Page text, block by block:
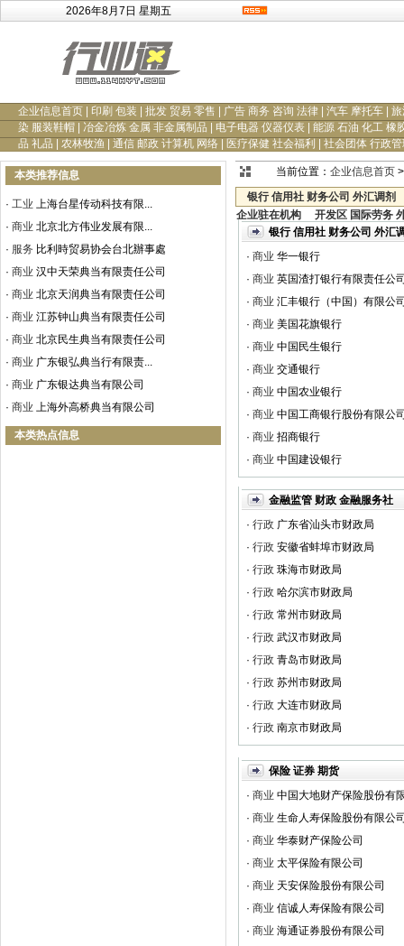
2026年8月7日 星期五
企业信息首页 印刷 包装 批发 贸易 零售 广告 商务 咨询 法律 汽车 摩托车
旅
染 服装鞋帽
冶金冶炼 金属 非金属制品 电子电器 仪器仪表
能源 石油 化工 橡
品 礼品
农林牧渔 通信 邮政 计算机 网络 医疗保健 社会福利 社会团体 行政
本类推荐信息
· 工业 上海台星传动科技有限...
· 商业 北京北方伟业发展有限...
· 服务 比利時贸易协会台北辦事處
· 商业 汉中天荣典当有限责任公司
· 商业 北京天润典当有限责任公司
· 商业 江苏钟山典当有限责任公司
· 商业 北京民生典当有限责任公司
· 商业 广东银弘典当行有限责...
· 商业 广东银达典当有限公司
· 商业 上海外高桥典当有限公司
本类热点信息
当前位置： 企业信息首页
银行 信用社 财务公司 外汇调剂
企业驻在机构
开发区 国际劳务
银行 信用社 财务公司 外汇
· 商业 华一银行
· 商业 英国渣打银行有限责任公
· 商业 汇丰银行（中国）有限公
· 商业 美国花旗银行
· 商业 中国民生银行
· 商业 交通银行
· 商业 中国农业银行
· 商业 中国工商银行股份有限公
· 商业 招商银行
· 商业 中国建设银行
金融监管 财政 金融服务社
· 行政 广东省汕头市财政局
· 行政 安徽省蚌埠市财政局
· 行政 珠海市财政局
· 行政 哈尔滨市财政局
· 行政 常州市财政局
· 行政 武汉市财政局
· 行政 青岛市财政局
· 行政 苏州市财政局
· 行政 大连市财政局
· 行政 南京市财政局
保险 证券 期货
· 商业 中国大地财产保险股份有
· 商业 生命人寿保险股份有限公
· 商业 华泰财产保险公司
· 商业 太平保险有限公司
· 商业 天安保险股份有限公司
· 商业 信诚人寿保险有限公司
· 商业 海通证券股份有限公司